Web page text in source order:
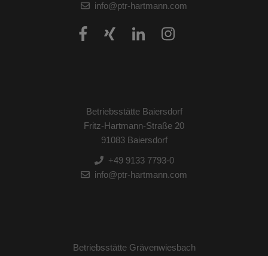
info@ptr-hartmann.com
Betriebsstätte Baiersdorf
Fritz-Hartmann-Straße 20
91083 Baiersdorf
+49 9133 7793-0
info@ptr-hartmann.com
Betriebsstätte Grävenwiesbach